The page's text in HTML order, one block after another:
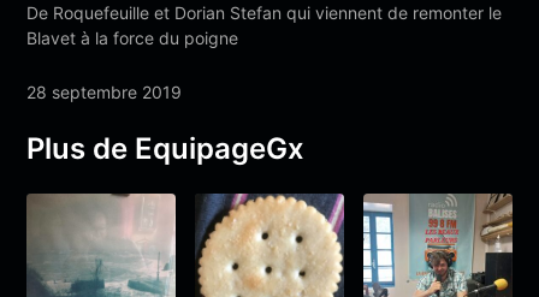
De Roquefeuille et Dorian Stefan qui viennent de remonter le
Blavet à la force du poigne
28 septembre 2019
Plus de EquipageGx